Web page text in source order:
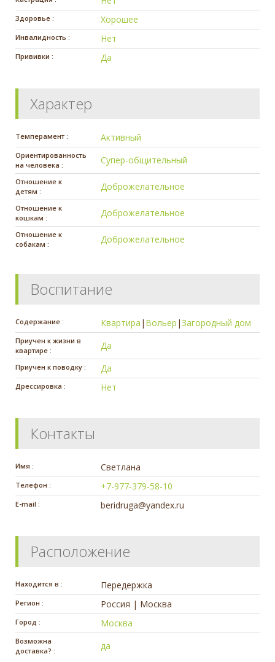
Здоровье : Хорошее
Инвалидность : Нет
Прививки : Да
Характер
Темперамент : Активный
Ориентированность
на человека :
Супер-общительный
Отношение к
детям :
Доброжелательное
Отношение к
кошкам :
Доброжелательное
Отношение к
собакам :
Доброжелательное
Воспитание
Содержание : Квартира | Вольер |Загородный дом
Приучен к жизни в
квартире :
Да
Приучен к поводку : Да
Дрессировка : Нет
Контакты
Имя : Светлана
Телефон : +7-977-379-58-10
E-mail : beridruga@yandex.ru
Расположение
Находится в : Передержка
Регион : Россия | Москва
Город : Москва
Возможна
доставка? :
да